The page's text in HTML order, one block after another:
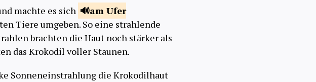
machte es sich
am Ufer
Tiere umgeben. So eine strahlende
brachten die Haut noch stärker als
das Krokodil voller Staunen.
Sonneneinstrahlung die Krokodilhaut